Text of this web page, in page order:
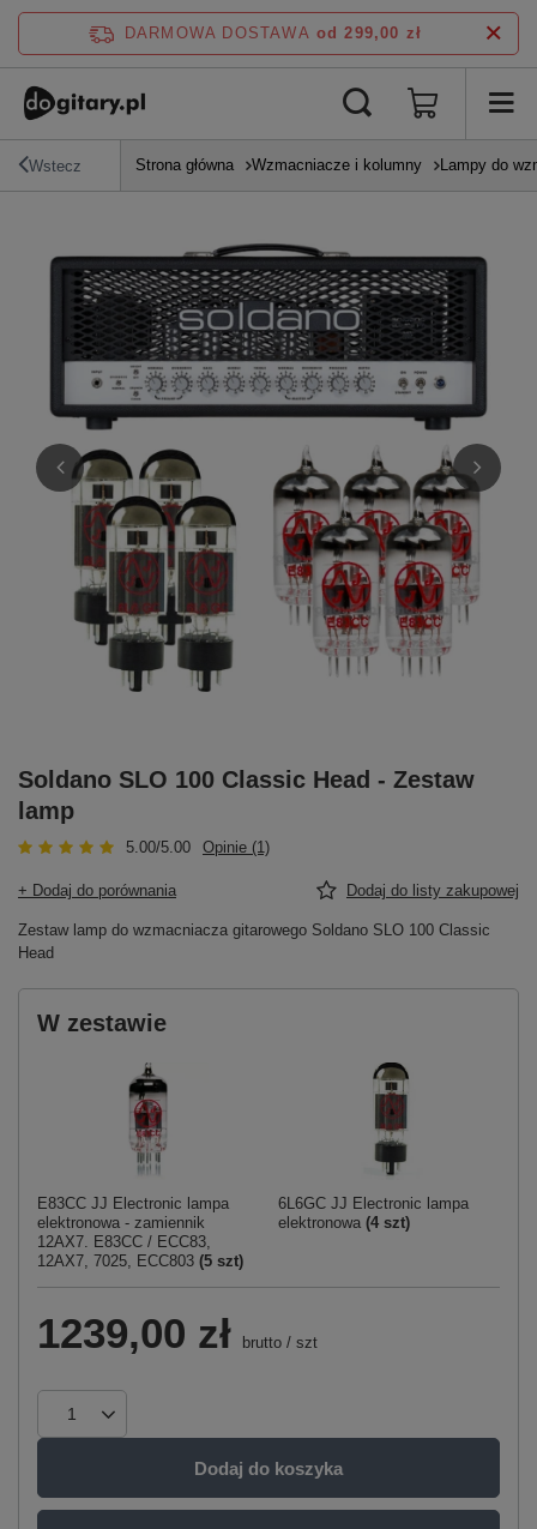
DARMOWA DOSTAWA od 299,00 zł
Wstecz Strona główna Wzmacniacze i kolumny Lampy do
Soldano SLO 100 Classic Head - Zestaw
lamp
5.00/5.00 Opinie (1)
+ Dodaj do porównania Dodaj do listy zakupowej
Zestaw lamp do wzmacniacza gitarowego Soldano SLO 100 Classic
Head
W zestawie
E83CC JJ Electronic lampa
elektronowa - zamiennik
12AX7. E83CC / ECC83,
12AX7, 7025, ECC803 (5 szt)
6L6GC JJ Electronic lampa
elektronowa (4 szt)
1239,00 zł brutto / szt
Dodaj do koszyka